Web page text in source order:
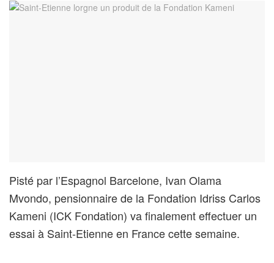
Pisté par l’Espagnol Barcelone, Ivan Olama
Mvondo, pensionnaire de la Fondation Idriss Carlos
Kameni (ICK Fondation) va finalement effectuer un
essai à Saint-Etienne en France cette semaine.